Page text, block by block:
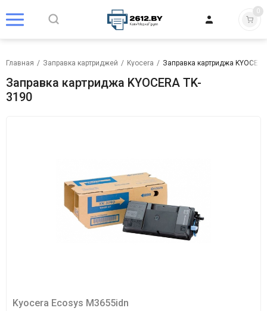
0
Главная / Заправка картриджей / Kyocera / Заправка картриджа
Заправка картриджа KYOCERA TK-
3190
Kyocera Ecosys M3655idn